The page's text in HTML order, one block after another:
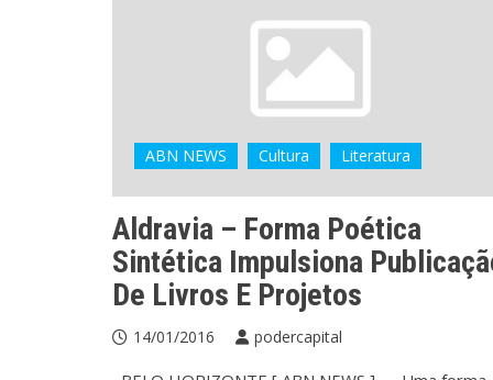
ABN NEWS Cultura Literatura
Aldravia – Forma Poética
Sintética Impulsiona
De Livros E Projetos
14/01/2016 podercapital